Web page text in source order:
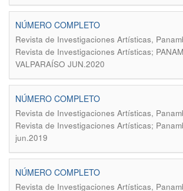
NÚMERO COMPLETO
Revista de Investigaciones Artísticas,
Revista de Investigaciones Artísticas;
VALPARAÍSO JUN.2020
NÚMERO COMPLETO
Revista de Investigaciones Artísticas,
Revista de Investigaciones Artísticas;
jun.2019
NÚMERO COMPLETO
Revista de Investigaciones Artísticas,